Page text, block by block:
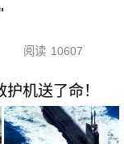
阅读 10607
机送了命！